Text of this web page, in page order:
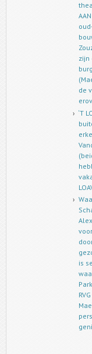
zijn
de
‘T
is